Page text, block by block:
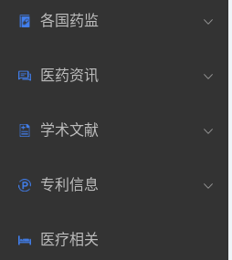
药圈资讯
邮箱登录
药典网站
药研数据库
药品说明书
药物临床
生物数据库
药品市场信息
各国药监
中国
美国
欧洲
日本
医药资讯
医药新闻
医药论坛
药研咨询
学术文献
学术搜索
SciHub文献
专利信息
各国专利局官方查询
医疗相关